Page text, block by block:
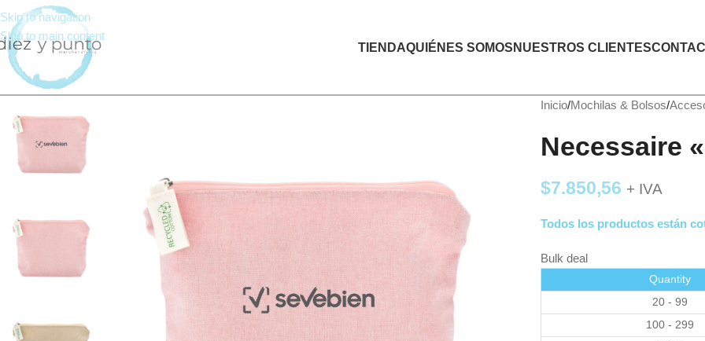
Skip to navigation
Skip to main content
TIENDAQUIÉNES SOMOS NUESTROS CLIENTES
Inicio Mochilas & Bolsos
Necessaire
$7.850,56 + IVA
Todos los productos están
Bulk deal
Quantity
20 - 99
100 - 299